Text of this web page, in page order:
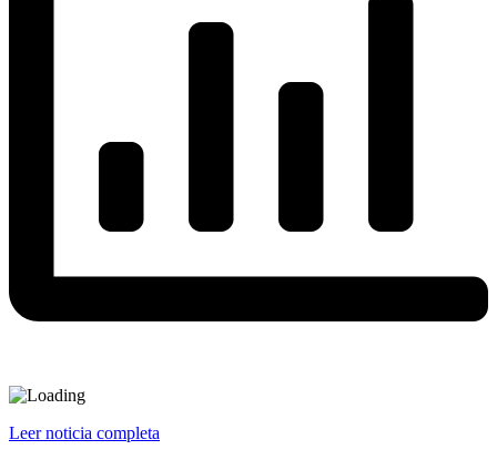
Leer noticia completa